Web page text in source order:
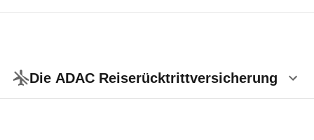
den Globus schippern?
Egal wohin es gehen soll: in den ADAC Reisebüros
Die ADAC Reiserücktrittversicherung